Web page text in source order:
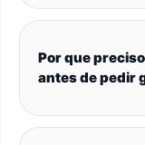
Por que
antes de pedir